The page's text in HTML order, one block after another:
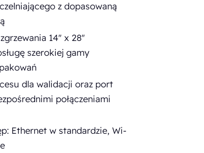
z dopasowaną
14" x 28"
szerokiej gamy
dla walidacji oraz port
połączeniami
Ethernet w standardzie, Wi-